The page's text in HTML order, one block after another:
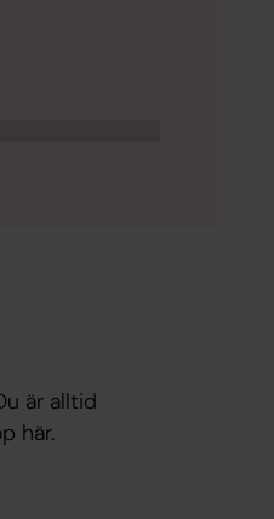
är alltid
här.